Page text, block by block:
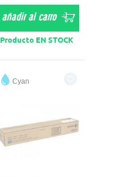
Producto EN STOCK
añadir al carro
Cyan